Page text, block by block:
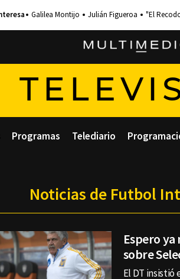
Galilea Montijo Julián Figueroa "El
Programas Telediario
Noticias de Futbol
Espero
sobre
El DT insistió